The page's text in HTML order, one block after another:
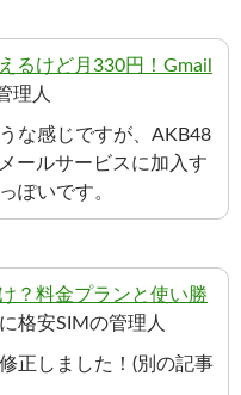
るけど月330円！Gmail
理人
な感じですが、AKB48
ールサービスに加入す
ぽいです。
？料金プランと使い勝
に格安SIMの管理人
正しました！(別の記事